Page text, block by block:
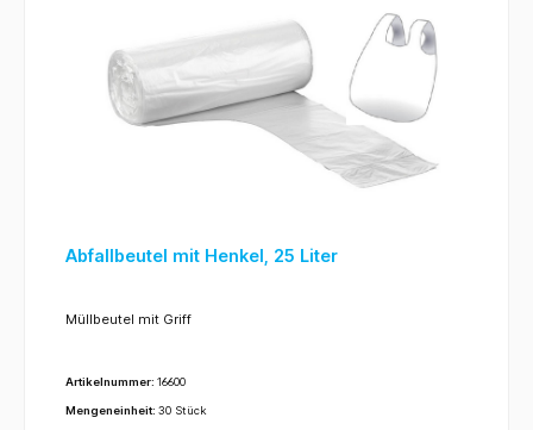
Abfallbeutel mit Henkel, 25 Liter
Müllbeutel mit Griff
Artikelnummer: 16600
Mengeneinheit: 30 Stück